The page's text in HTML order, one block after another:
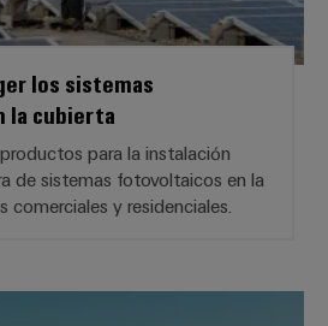
los sistemas
la cubierta
para la instalación
de sistemas fotovoltaicos en la
y residenciales.